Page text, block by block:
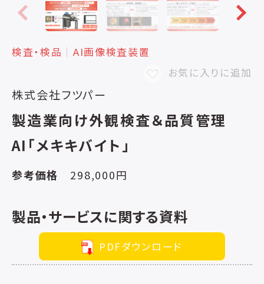
検査・検品 │AI画像検査装置
お気に入りに追加
株式会社フツパー
製造業向け外観検査＆品質管理
AI「メキキバイト」
参考価格 298,000円
製品・サービスに関する資料
PDFダウンロード